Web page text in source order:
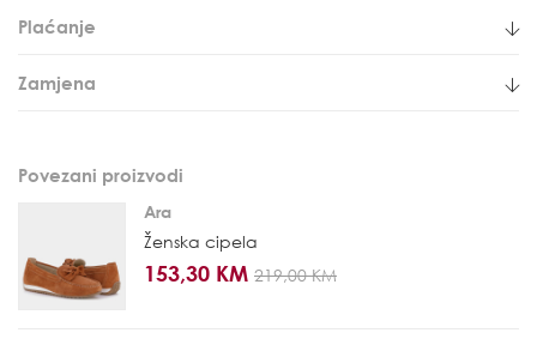
Plaćanje
Zamjena
Povezani proizvodi
Ara
Ženska cipela
153,30 KM 219,00 KM